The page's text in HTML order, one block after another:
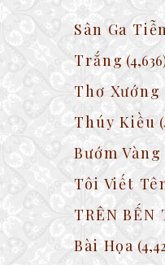
Sân Ga
Trắng
Thơ Xướng
Thúy Kiều
Bướm Vàng
Tôi Viết
TRÊN BẾN
Bài Họa